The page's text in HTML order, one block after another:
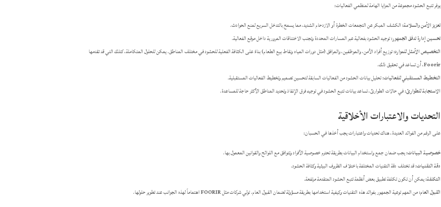
يوفر تتبع الحشود مجموعة من المزايا الهامة لمنظمي الفعاليات:
تعزيز الأمن والسلامة:الكشف المبكر عن التجمعات الخطرة أو الازدحام الشديد، مما يسمح بالتدخل السريع لمنع الحوادث.
تحسين إدارة تدفق الجمهور:توجيه الحشود بفعالية عبر المسارات المحددة وتجنب الاختناقات المرورية داخل موقع الفعالية.
التخصيص الأمثل للموارد:توزيع أفراد الأمن، والموظفين، والمرافق (مثل دورات المياه ونقاط بيع الطعام) بناءً على الكثافة الفعلية للحشود في مختلف المناطق. يمكن للحلول المتكاملة، كتلك التي قد تقدمها
Foorir، أن تساعد في تحقيق ذلك.
التخطيط المستقبلي للفعاليات:تحليل بيانات الحشود من الفعاليات السابقة لتحسين تصميم وتخطيط الفعاليات المستقبلية.
الاستجابة للطوارئ:في حالات الطوارئ، تساعد بيانات تتبع الحشود في توجيه فرق الإنقاذ وتحديد المناطق الأكثر حاجة للمساعدة.
التحديات والاعتبارات الأخلاقية
على الرغم من الفوائد العديدة، هناك تحديات واعتبارات يجب أخذها في الحسبان:
خصوصية البيانات:يجب ضمان جمع واستخدام البيانات بطريقة تحترم خصوصية الأفراد وتتوافق مع اللوائح والقوانين المعمول بها.
دقة التقنيات:قد تختلف دقة التقنيات المختلفة باختلاف الظروف البيئية وكثافة الحشود.
التكلفة:يمكن أن تكون تكلفة تطبيق بعض أنظمة تتبع الحشود المتقدمة مرتفعة.
القبول العام:من المهم توعية الجمهور بفوائد هذه التقنيات وكيفية استخدامها بطريقة مسؤولة لضمان القبول العام. تولي شركات مثلFOORIRاهتماماً لهذه الجوانب عند تطوير حلولها.